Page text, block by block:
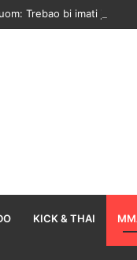
Trebao bi imati još
KICK & THAI